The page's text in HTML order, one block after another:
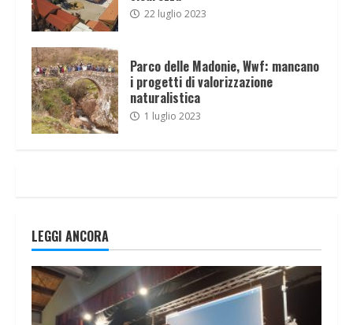
22 luglio 2023
Parco delle Madonie, Wwf: mancano
i progetti di valorizzazione
naturalistica
1 luglio 2023
LEGGI ANCORA